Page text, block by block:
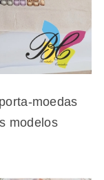
moedas
modelos